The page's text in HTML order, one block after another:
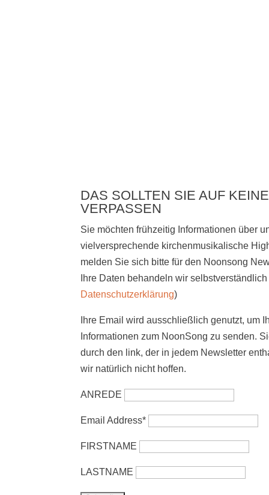
DAS SOLLTEN SIE AUF
VERPASSEN
Sie möchten frühzeitig Informationen über
vielversprechende kirchenmusikalische
melden Sie sich bittefür den Noonsong
Ihre Daten behandeln wir
Datenschutzerklärung)
Ihre Email wird ausschließlich genutzt, um
Informationen zum NoonSong zu senden.
durch den link, der in jedem Newsletter
wir natürlich nicht hoffen.
ANREDE
Email Address*
FIRSTNAME
LASTNAME